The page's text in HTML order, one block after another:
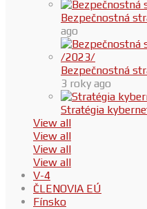
Bezpečnostná
ago
Bezpečnostná
3 roky ago
Stratégia
View all
View all
View all
View all
V-4
ČLENOVIA EÚ
Fínsko